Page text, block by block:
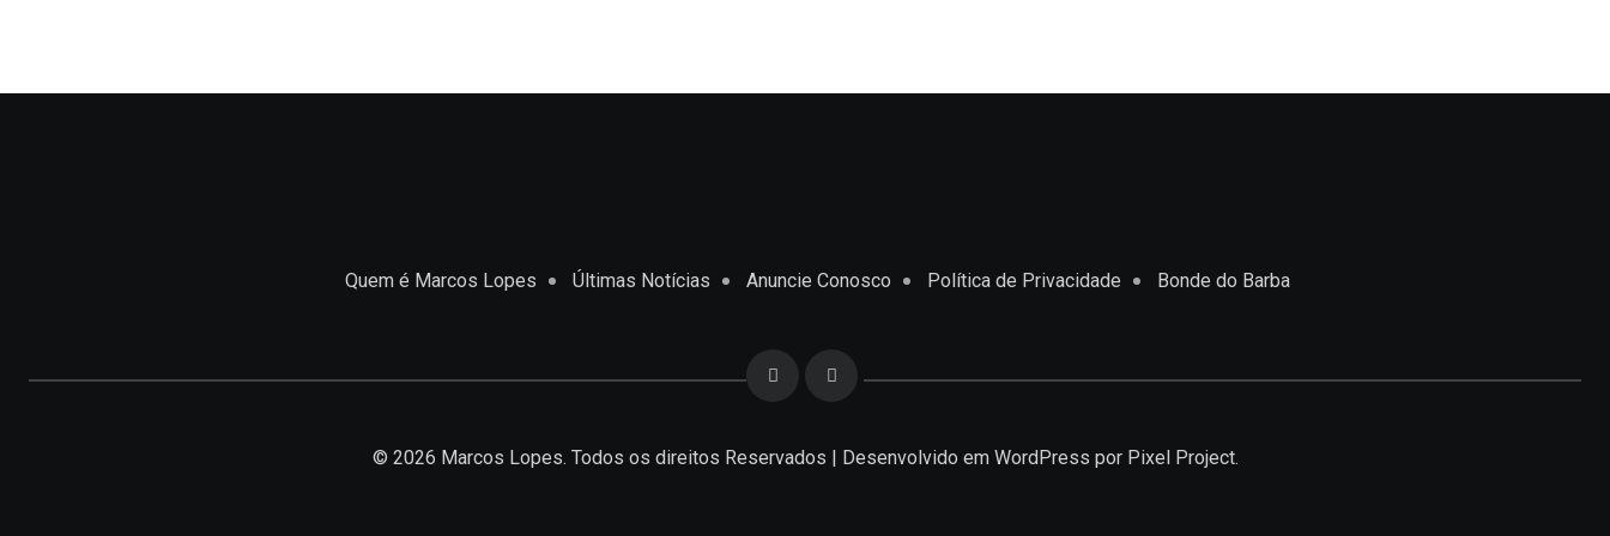
Quem é Marcos Lopes Últimas Notícias Anuncie Conosco Política de Privacidade Bonde do Barba
© 2026 Marcos Lopes. Todos os direitos Reservados | Desenvolvido em WordPress por Pixel Project.